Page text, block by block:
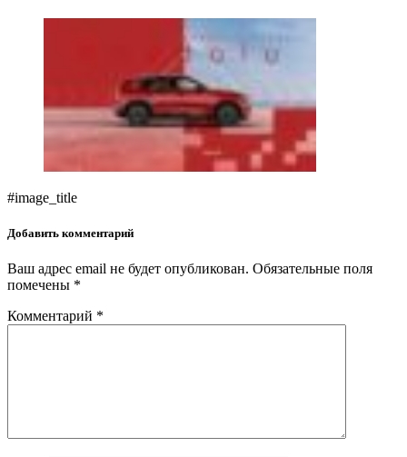
#image_title
Добавить комментарий
Ваш адрес email не будет опубликован. Обязательные поля
помечены *
Комментарий *